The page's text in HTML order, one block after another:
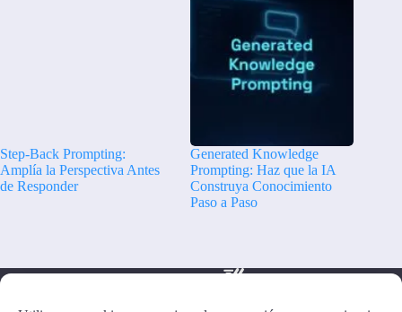
Step-Back Prompting:
Amplía la Perspectiva Antes
de Responder
Generated Knowledge
Prompting: Haz que la IA
Construya Conocimiento
Paso a Paso